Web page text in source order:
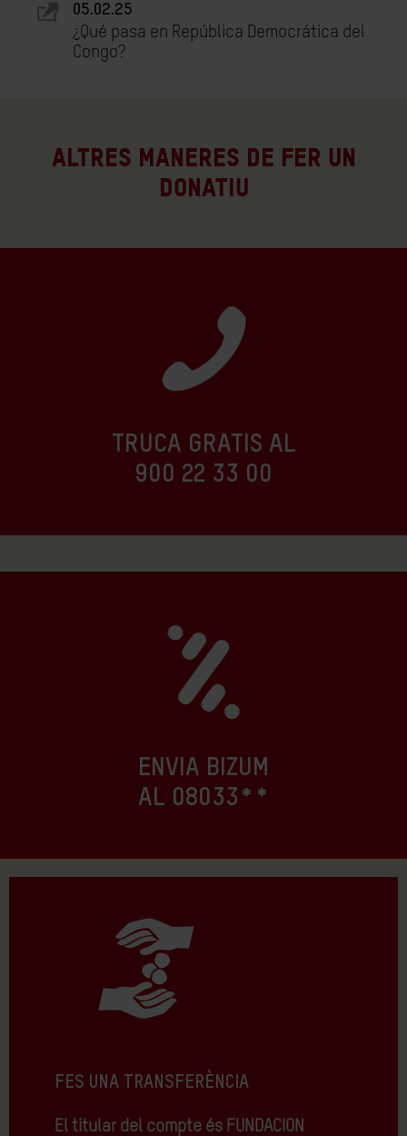
05.02.25
¿Qué pasa en República Democrática del
Congo?
Altres maneres de fer un
donatiu
TRUCA GRATIS AL
900 22 33 00
ENVIA BIZUM
AL 08033**
FES UNA TRANSFERÈNCIA
El titular del compte és FUNDACION